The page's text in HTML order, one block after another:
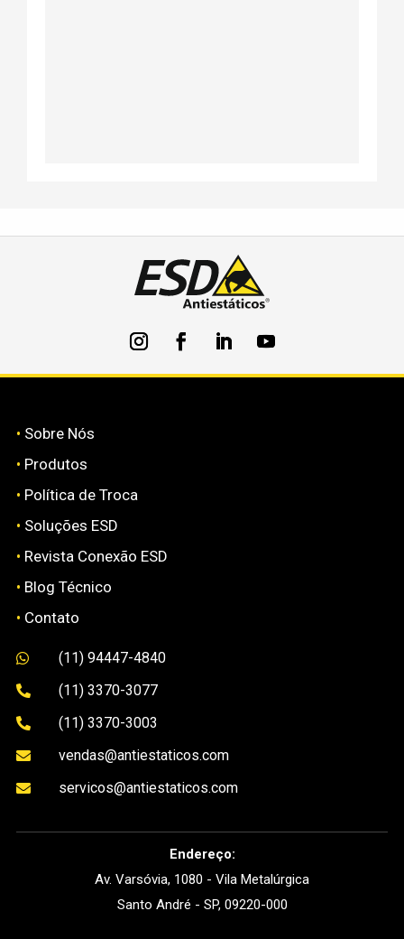
• Sobre Nós
• Produtos
• Política de Troca
• Soluções ESD
• Revista Conexão ESD
• Blog Técnico
• Contato
 (11) 94447-4840
 (11) 3370-3077
 (11) 3370-3003
 vendas@antiestaticos.com
 servicos@antiestaticos.com
Endereço:
Av. Varsóvia, 1080 - Vila Metalúrgica
Santo André - SP, 09220-000